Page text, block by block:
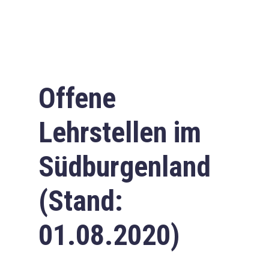
Offene
Lehrstellen im
Südburgenland
(Stand:
01.08.2020)